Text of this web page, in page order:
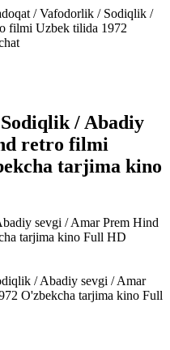
/ Vafodorlik / Sodiqlik /
filmi Uzbek tilida 1972
/ Abadiy
retro filmi
tarjima kino
/ Abadiy sevgi / Amar
O'zbekcha tarjima kino Full